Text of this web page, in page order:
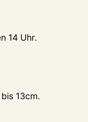
14 Uhr.
13cm.